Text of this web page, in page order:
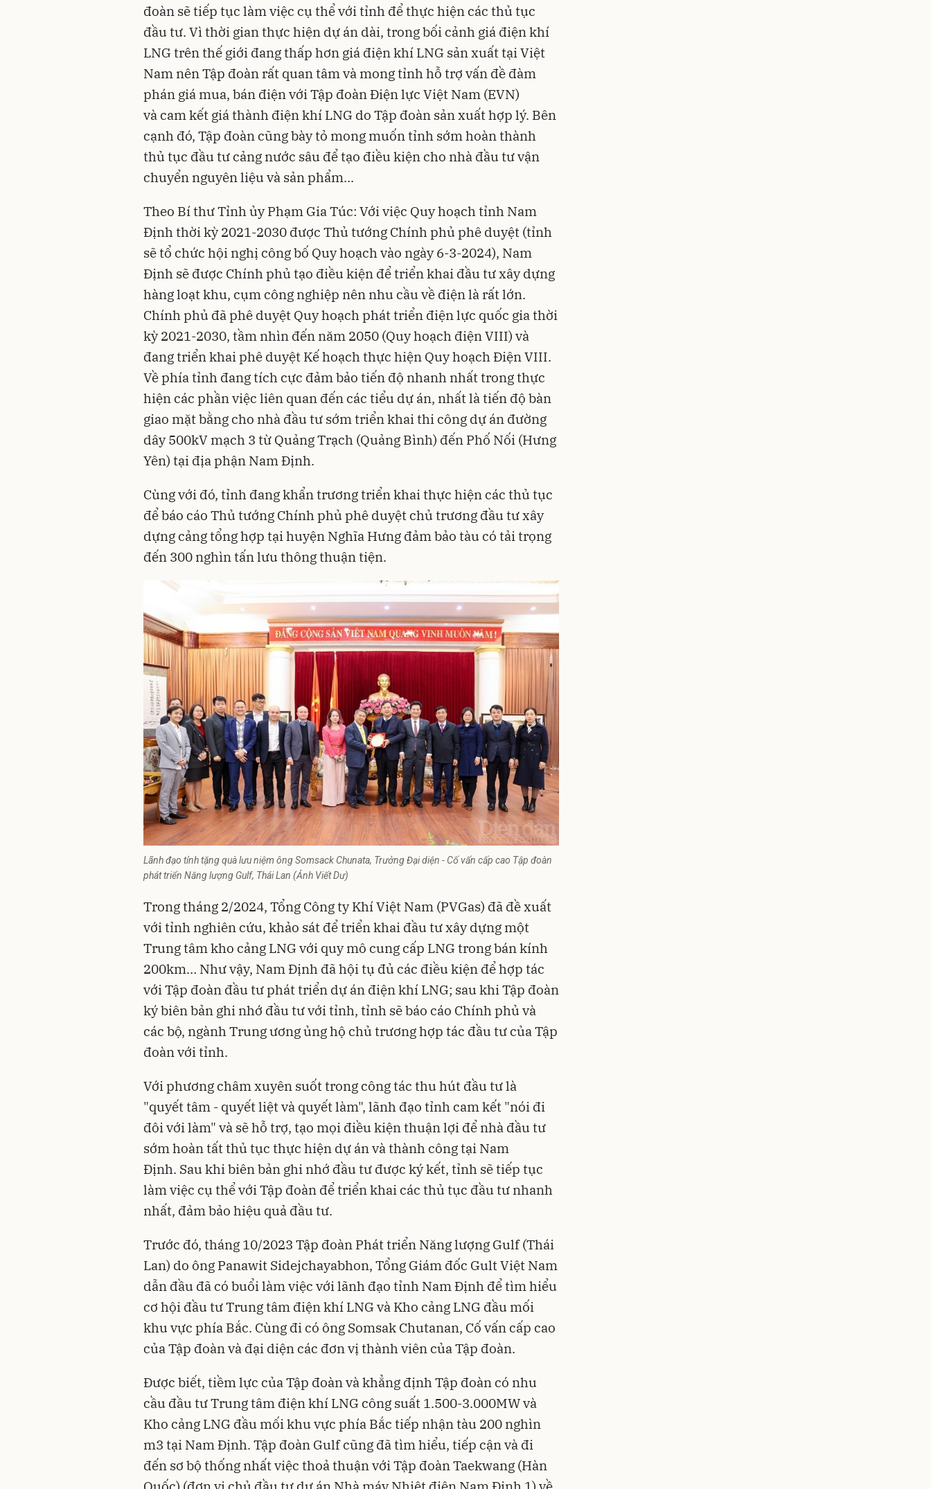
đoàn sẽ tiếp tục làm việc cụ thể với tỉnh để thực hiện các thủ tục
đầu tư. Vì thời gian thực hiện dự án dài, trong bối cảnh giá điện khí
LNG trên thế giới đang thấp hơn giá điện khí LNG sản xuất tại Việt
Nam nên Tập đoàn rất quan tâm và mong tỉnh hỗ trợ vấn đề đàm
phán giá mua, bán điện với Tập đoàn Điện lực Việt Nam (EVN)
và cam kết giá thành điện khí LNG do Tập đoàn sản xuất hợp lý. Bên
cạnh đó, Tập đoàn cũng bày tỏ mong muốn tỉnh sớm hoàn thành
thủ tục đầu tư cảng nước sâu để tạo điều kiện cho nhà đầu tư vận
chuyển nguyên liệu và sản phẩm...
Theo Bí thư Tỉnh ủy Phạm Gia Túc: Với việc Quy hoạch tỉnh Nam
Định thời kỳ 2021-2030 được Thủ tướng Chính phủ phê duyệt (tỉnh
sẽ tổ chức hội nghị công bố Quy hoạch vào ngày 6-3-2024), Nam
Định sẽ được Chính phủ tạo điều kiện để triển khai đầu tư xây dựng
hàng loạt khu, cụm công nghiệp nên nhu cầu về điện là rất lớn.
Chính phủ đã phê duyệt Quy hoạch phát triển điện lực quốc gia thời
kỳ 2021-2030, tầm nhìn đến năm 2050 (Quy hoạch điện VIII) và
đang triển khai phê duyệt Kế hoạch thực hiện Quy hoạch Điện VIII.
Về phía tỉnh đang tích cực đảm bảo tiến độ nhanh nhất trong thực
hiện các phần việc liên quan đến các tiểu dự án, nhất là tiến độ bàn
giao mặt bằng cho nhà đầu tư sớm triển khai thi công dự án đường
dây 500kV mạch 3 từ Quảng Trạch (Quảng Bình) đến Phố Nối (Hưng
Yên) tại địa phận Nam Định.
Cùng với đó, tỉnh đang khẩn trương triển khai thực hiện các thủ tục
để báo cáo Thủ tướng Chính phủ phê duyệt chủ trương đầu tư xây
dựng cảng tổng hợp tại huyện Nghĩa Hưng đảm bảo tàu có tải trọng
đến 300 nghìn tấn lưu thông thuận tiện.
Lãnh đạo tỉnh tặng quà lưu niệm ông Somsack Chunata, Trưởng Đại diện - Cố vấn cấp cao Tập đoàn
phát triển Năng lượng Gulf, Thái Lan (Ảnh Viết Dư)
Trong tháng 2/2024, Tổng Công ty Khí Việt Nam (PVGas) đã đề xuất
với tỉnh nghiên cứu, khảo sát để triển khai đầu tư xây dựng một
Trung tâm kho cảng LNG với quy mô cung cấp LNG trong bán kính
200km… Như vậy, Nam Định đã hội tụ đủ các điều kiện để hợp tác
với Tập đoàn đầu tư phát triển dự án điện khí LNG; sau khi Tập đoàn
ký biên bản ghi nhớ đầu tư với tỉnh, tỉnh sẽ báo cáo Chính phủ và
các bộ, ngành Trung ương ủng hộ chủ trương hợp tác đầu tư của Tập
đoàn với tỉnh.
Với phương châm xuyên suốt trong công tác thu hút đầu tư là
"quyết tâm - quyết liệt và quyết làm", lãnh đạo tỉnh cam kết "nói đi
đôi với làm" và sẽ hỗ trợ, tạo mọi điều kiện thuận lợi để nhà đầu tư
sớm hoàn tất thủ tục thực hiện dự án và thành công tại Nam
Định. Sau khi biên bản ghi nhớ đầu tư được ký kết, tỉnh sẽ tiếp tục
làm việc cụ thể với Tập đoàn để triển khai các thủ tục đầu tư nhanh
nhất, đảm bảo hiệu quả đầu tư.
Trước đó, tháng 10/2023 Tập đoàn Phát triển Năng lượng Gulf (Thái
Lan) do ông Panawit Sidejchayabhon, Tổng Giám đốc Gult Việt Nam
dẫn đầu đã có buổi làm việc với lãnh đạo tỉnh Nam Định để tìm hiểu
cơ hội đầu tư Trung tâm điện khí LNG và Kho cảng LNG đầu mối
khu vực phía Bắc. Cùng đi có ông Somsak Chutanan, Cố vấn cấp cao
của Tập đoàn và đại diện các đơn vị thành viên của Tập đoàn.
Được biết, tiềm lực của Tập đoàn và khẳng định Tập đoàn có nhu
cầu đầu tư Trung tâm điện khí LNG công suất 1.500-3.000MW và
Kho cảng LNG đầu mối khu vực phía Bắc tiếp nhận tàu 200 nghìn
m3 tại Nam Định. Tập đoàn Gulf cũng đã tìm hiểu, tiếp cận và đi
đến sơ bộ thống nhất việc thoả thuận với Tập đoàn Taekwang (Hàn